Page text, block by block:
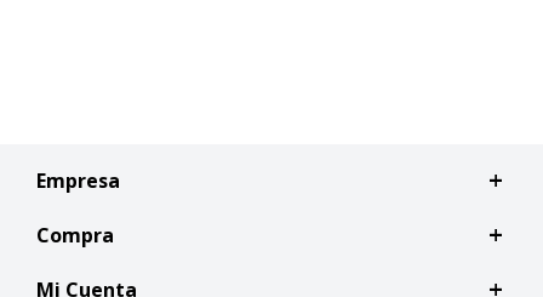
Empresa
Compra
Mi Cuenta